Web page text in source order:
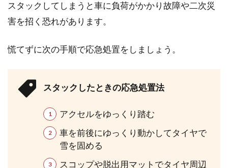
スタックしてしまうと車に負荷がかかり故障や二次災
害を招く恐れがあります。
慌てずに次の手順で応急処置をしましょう。
スタックしたときの応急処置法
アクセルをゆっくり踏む
車を前後にゆっくり動かしてタイヤで
雪を固める
スコップや脱出用マットでタイヤ周辺